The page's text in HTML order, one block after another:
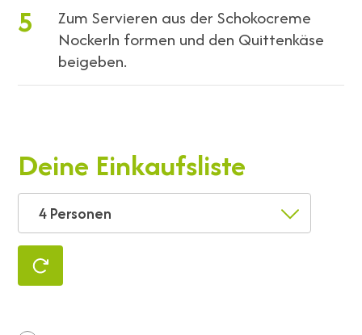
5
Zum Servieren aus der Schokocreme
Nockerln formen und den Quittenkäse
beigeben.
Deine Einkaufsliste
4 Personen